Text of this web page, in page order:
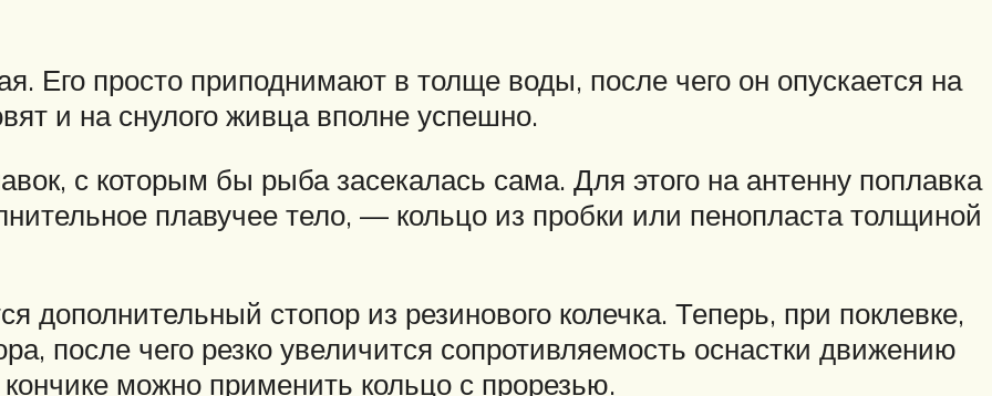
Его просто приподнимают в толще воды, после чего он опускается на
и на снулого живца вполне успешно.
с которым бы рыба засекалась сама. Для этого на антенну поплавка
плавучее тело, — кольцо из пробки или пенопласта толщиной
дополнительный стопор из резинового колечка. Теперь, при поклевке,
после чего резко увеличится сопротивляемость оснастки движению
можно применить кольцо с прорезью.